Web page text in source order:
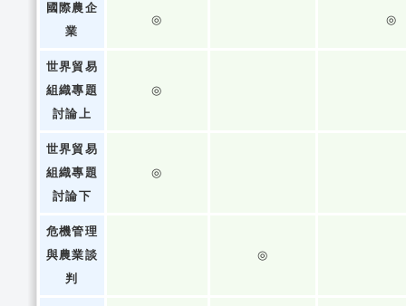
國際農企
業
◎ ◎
世界貿易
組織專題
討論上
◎
世界貿易
組織專題
討論下
◎
危機管理
與農業談
判
◎